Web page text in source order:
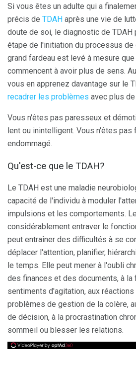
Si vous êtes un adulte qui a
précis de TDAH après une vie de
doute de soi, le diagnostic de TDAH
étape de l'initiation du processus de
grand fardeau est levé à mesure
commencent à avoir plus de sens.
vous en apprenez davantage sur le
recadrer les problèmes avec plus
Vous n'êtes pas paresseux et
lent ou inintelligent. Vous n'êtes pas
endommagé.
Qu'est-ce que le TDAH?
Le TDAH est une maladie
capacité de l'individu à moduler
impulsions et les comportements.
considérablement entraver le
peut entraîner des difficultés à se
déplacer l'attention, planifier,
le temps. Elle peut mener à l'oubli
des finances et des documents, à la
sentiments d'agitation, aux
problèmes de gestion de la colère,
de décision, à la procrastination
sommeil ou blesser les relations.